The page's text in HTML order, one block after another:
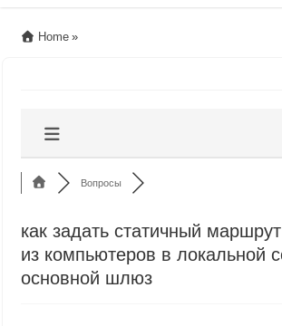
Home »
Вопросы
как задать статичный
из компьютеров в локальной
основной шлюз